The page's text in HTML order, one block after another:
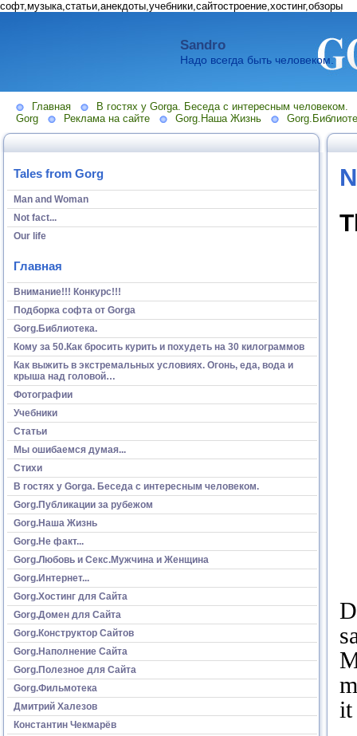
софт,музыка,статьи,анекдоты,учебники,сайтостроение,хостинг,обзоры
Sandro
Надо всегда быть человеком.
Главная
В гостях у Gorga. Беседа с интересным человеком.
Gorg
Реклама на сайте Gorg.Наша Жизнь
Tales from Gorg
Man and Woman
Not fact...
Our life
Главная
Внимание!!! Конкурс!!!
Подборка софта от Gorga
Gorg.Библиотека.
Кому за 50.Как бросить курить и похудеть на 30 килограммов
Как выжить в экстремальных условиях. Огонь, еда, вода и
крыша над головой…
Фотографии
Учебники
Статьи
Мы ошибаемся думая...
Стихи
В гостях у Gorga. Беседа с интересным человеком.
Gorg.Публикации за рубежом
Gorg.Наша Жизнь
Gorg.Не факт...
Gorg.Любовь и Секс.Мужчина и Женщина
Gorg.Интернет...
Gorg.Хостинг для Сайта
Gorg.Домен для Сайта
Gorg.Конструктор Сайтов
Gorg.Наполнение Сайта
Gorg.Полезное для Сайта
Gorg.Фильмотека
Дмитрий Халезов
Константин Чекмарёв
it